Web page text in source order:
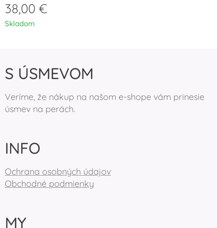
38,00 €
Skladom
S ÚSMEVOM
Veríme, že nákup na našom e-shope vám prinesie
úsmev na perách.
INFO
Ochrana osobných údajov
Obchodné podmienky
MY